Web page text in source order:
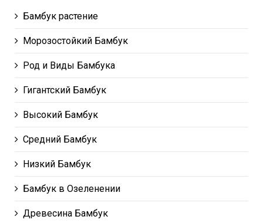
Бамбук растение
Морозостойкий Бамбук
Род и Виды Бамбука
Гигантский Бамбук
Высокий Бамбук
Средний Бамбук
Низкий Бамбук
Бамбук в Озеленении
Древесина Бамбук